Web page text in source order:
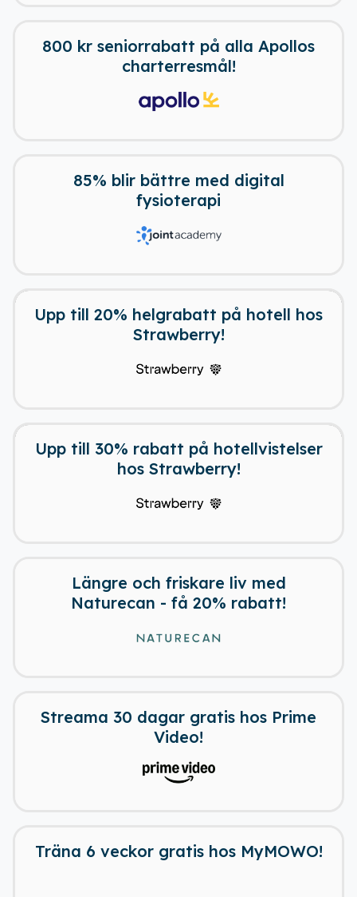
800 kr seniorrabatt på alla Apollos
charterresmål!
85% blir bättre med digital
fysioterapi
Upp till 20% helgrabatt på hotell hos
Strawberry!
Upp till 30% rabatt på hotellvistelser
hos Strawberry!
Längre och friskare liv med
Naturecan - få 20% rabatt!
Streama 30 dagar gratis hos Prime
Video!
Träna 6 veckor gratis hos MyMOWO!